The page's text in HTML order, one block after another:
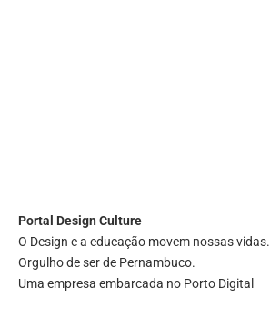
Portal Design Culture
O Design e a educação movem nossas vidas.
Orgulho de ser de Pernambuco.
Uma empresa embarcada no Porto Digital